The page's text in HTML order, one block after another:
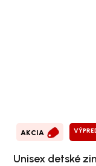
AKCIA
Unisex detské